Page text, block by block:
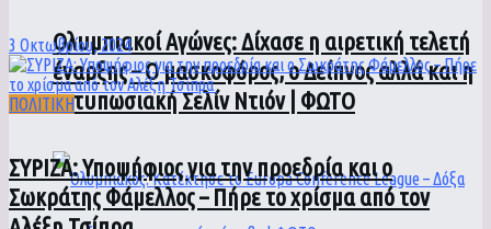
Ολυμπιακοί Αγώνες: Δίχασε η αιρετική τελετή
έναρξης – Ο μασκοφόρος, ο Δείπνος αλλά και η
εντυπωσιακή Σελίν Ντιόν | ΦΩΤΟ
3 Οκτωβρίου, 2024
ΠΟΛΙΤΙΚΗ
ΣΥΡΙΖΑ: Υποψήφιος για την προεδρία και ο
Σωκράτης Φάμελλος – Πήρε το χρίσμα από τον